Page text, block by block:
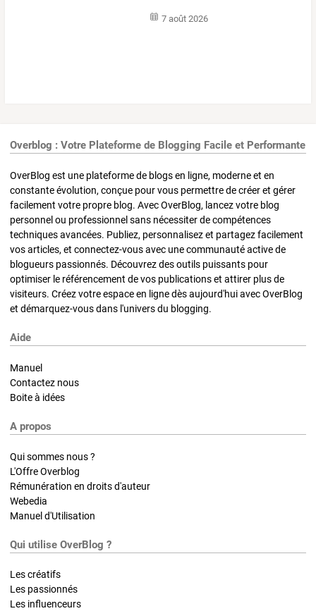
7 août 2026
Overblog : Votre Plateforme de Blogging Facile et Performante
OverBlog est une plateforme de blogs en ligne, moderne et en
constante évolution, conçue pour vous permettre de créer et gérer
facilement votre propre blog. Avec OverBlog, lancez votre blog
personnel ou professionnel sans nécessiter de compétences
techniques avancées. Publiez, personnalisez et partagez facilement
vos articles, et connectez-vous avec une communauté active de
blogueurs passionnés. Découvrez des outils puissants pour
optimiser le référencement de vos publications et attirer plus de
visiteurs. Créez votre espace en ligne dès aujourd'hui avec OverBlog
et démarquez-vous dans l'univers du blogging.
Aide
Manuel
Contactez nous
Boite à idées
A propos
Qui sommes nous ?
L'Offre Overblog
Rémunération en droits d'auteur
Webedia
Manuel d'Utilisation
Qui utilise OverBlog ?
Les créatifs
Les passionnés
Les influenceurs